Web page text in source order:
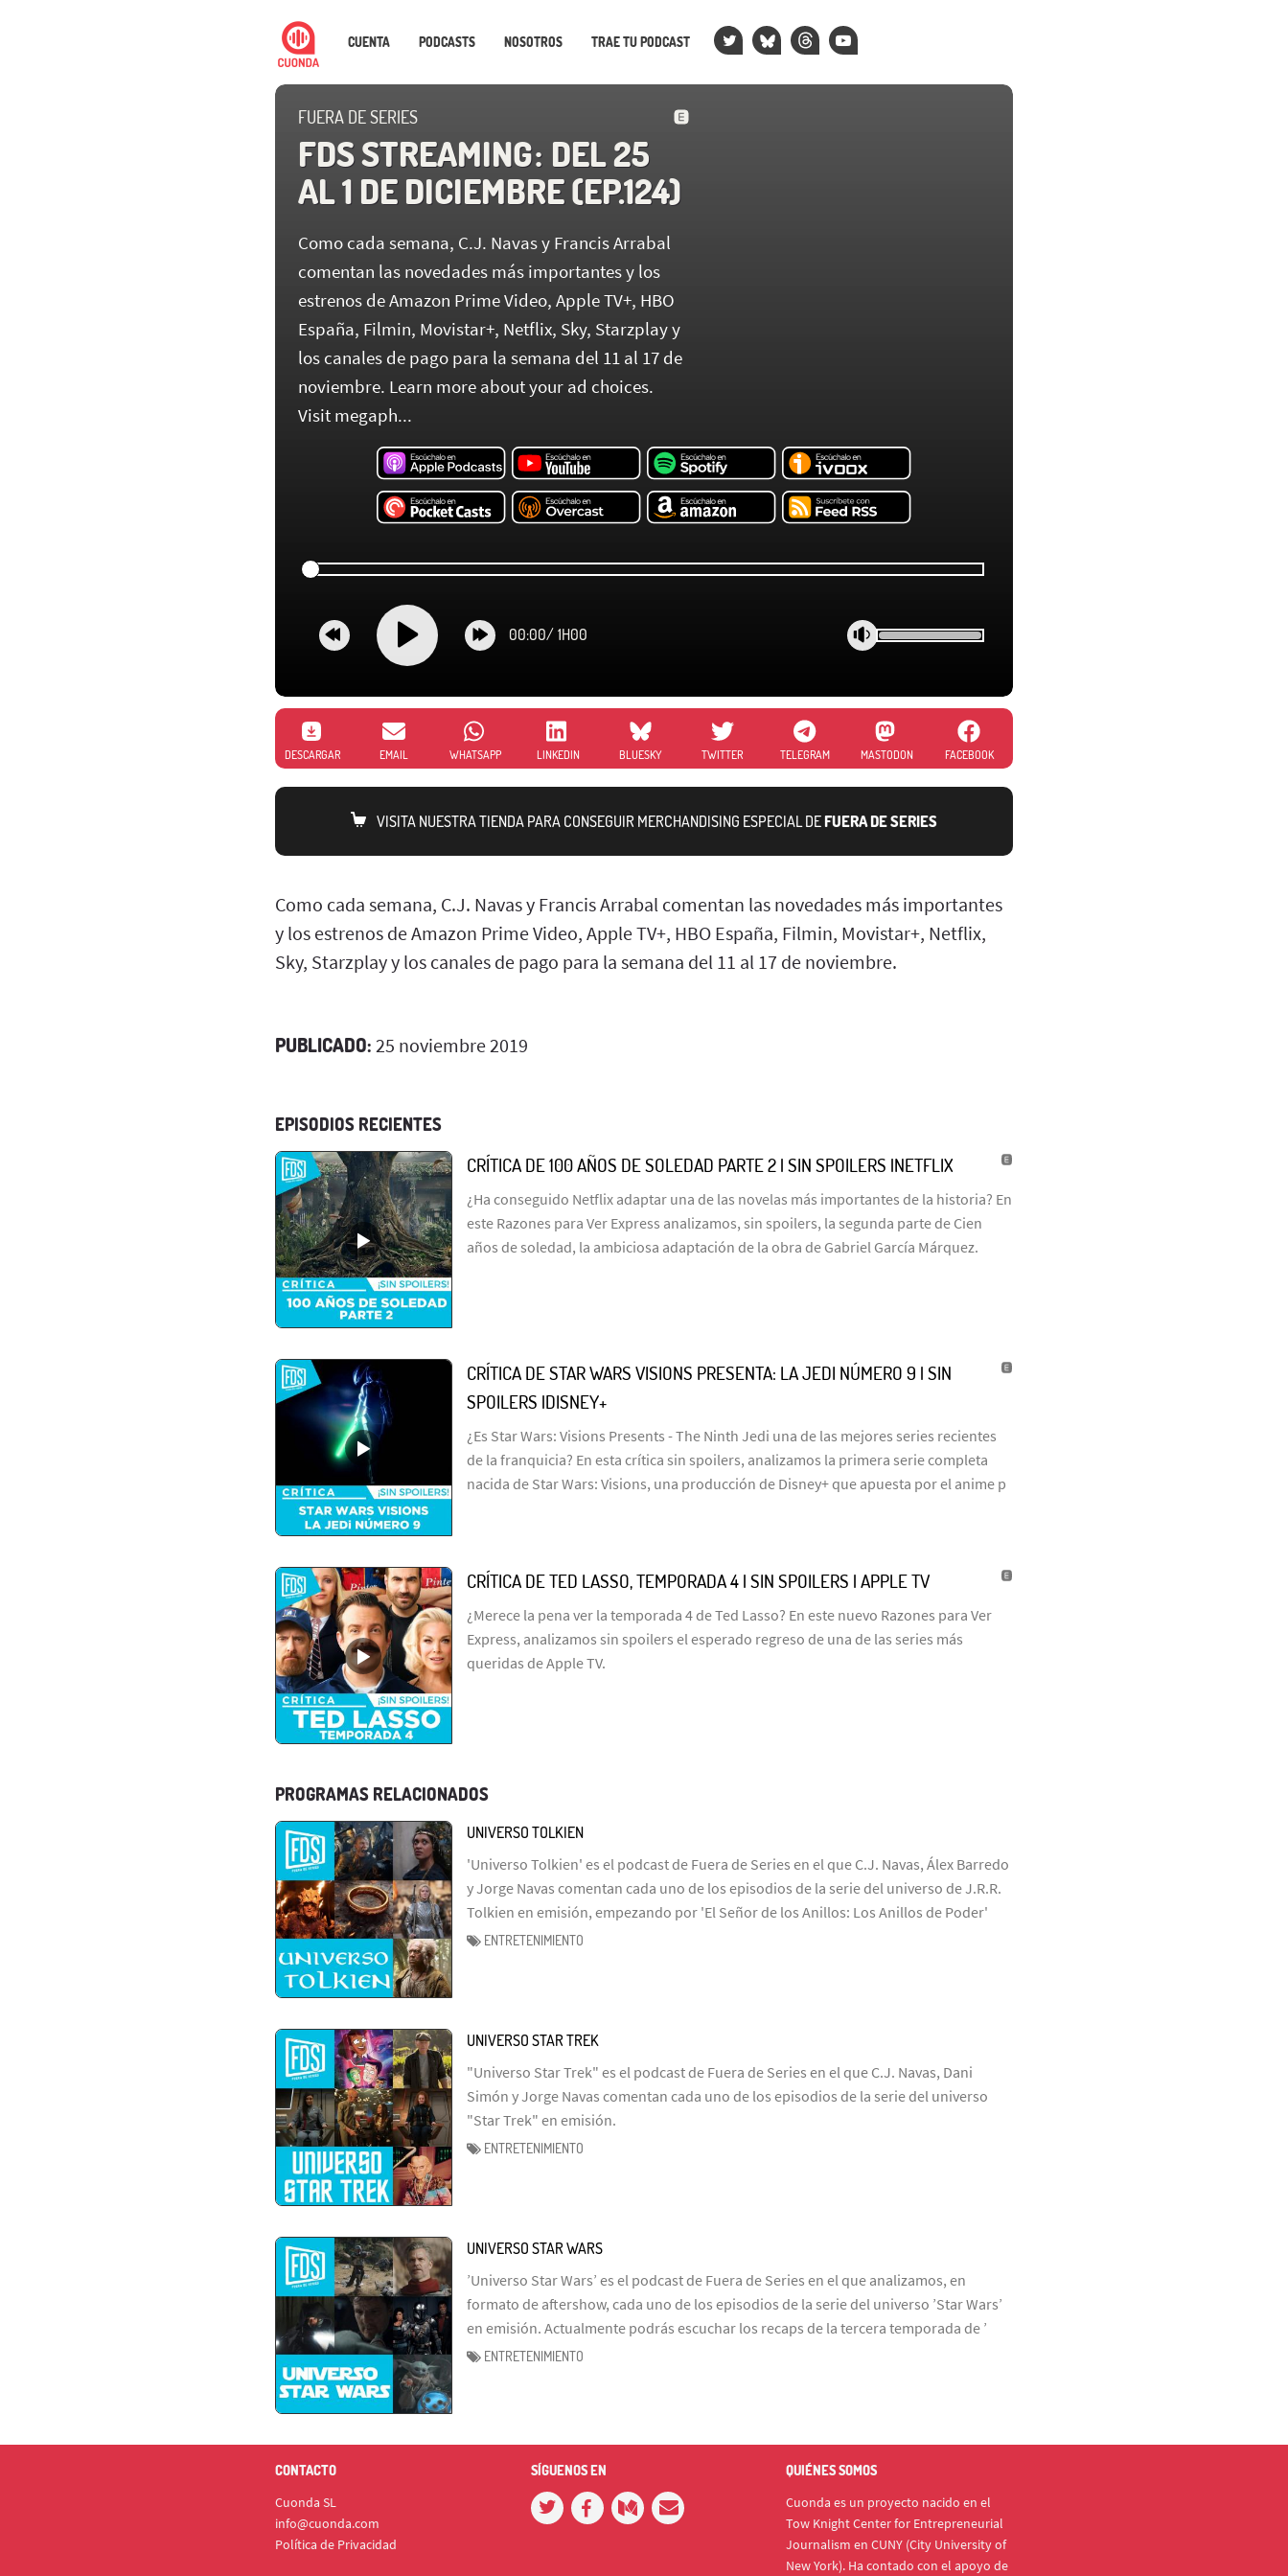
CUENTA PODCASTS NOSOTROS TRAE TU PODCAST
FUERA DE SERIES
FDS STREAMING : DEL 25
AL 1 DE DICIEMBRE (EP.124)
Como cada semana, C.J. Navas y Francis Arrabal
comentan las novedades más importantes y los
estrenos de Amazon Prime Video, Apple TV+, HBO
España, Filmin, Movistar+, Netflix, Sky, Starzplay y
los canales de pago para la semana del 11 al 17 de
noviembre. Learn more about your ad choices.
Visit megaph...
00:00/ 1H00
DESCARGAR EMAIL WHATSAPP LINKEDIN BLUESKY TWITTER TELEGRAM MASTODON FACEBOOK
VISITA NUESTRA TIENDA PARA CONSEGUIR MERCHANDISING ESPECIAL DEFUERA DE SERIES
Como cada semana, C.J. Navas y Francis Arrabal comentan las novedades más importantes
y los estrenos de Amazon Prime Video, Apple TV+, HBO España, Filmin, Movistar+, Netflix,
Sky, Starzplay y los canales de pago para la semana del 11 al 17 de noviembre.
PUBLICADO: 25 noviembre 2019
EPISODIOS RECIENTES
CRÍTICA DE 100 AÑOS DE SOLEDAD PARTE 2 | SIN SPOILERS |NETFLIX
¿Ha conseguido Netflix adaptar una de las novelas más importantes de la historia? En
este Razones para Ver Express analizamos, sin spoilers, la segunda parte de Cien
años de soledad, la ambiciosa adaptación de la obra de Gabriel García Márquez.
CRÍTICA DE STAR WARS VISIONS PRESENTA: LA JEDI NÚMERO 9 | SIN
SPOILERS |DISNEY+
¿Es Star Wars: Visions Presents - The Ninth Jedi una de las mejores series recientes
de la franquicia? En esta crítica sin spoilers, analizamos la primera serie completa
nacida de Star Wars: Visions, una producción de Disney+ que apuesta por el anime p
CRÍTICA DE TED LASSO, TEMPORADA 4 | SIN SPOILERS | APPLE TV
¿Merece la pena ver la temporada 4 de Ted Lasso? En este nuevo Razones para Ver
Express, analizamos sin spoilers el esperado regreso de una de las series más
queridas de Apple TV.
PROGRAMAS RELACIONADOS
UNIVERSO TOLKIEN
'Universo Tolkien' es el podcast de Fuera de Series en el que C.J. Navas, Álex Barredo
y Jorge Navas comentan cada uno de los episodios de la serie del universo de J.R.R.
Tolkien en emisión, empezando por 'El Señor de los Anillos: Los Anillos de Poder'
ENTRETENIMIENTO
UNIVERSO STAR TREK
"Universo Star Trek" es el podcast de Fuera de Series en el que C.J. Navas, Dani
Simón y Jorge Navas comentan cada uno de los episodios de la serie del universo
"Star Trek" en emisión.
ENTRETENIMIENTO
UNIVERSO STAR WARS
’Universo Star Wars’ es el podcast de Fuera de Series en el que analizamos, en
formato de aftershow, cada uno de los episodios de la serie del universo ’Star Wars’
en emisión. Actualmente podrás escuchar los recaps de la tercera temporada de ’
ENTRETENIMIENTO
CONTACTO
Cuonda SL
info@cuonda.com
Política de Privacidad
SÍGUENOS EN QUIÉNES SOMOS
Cuonda es un proyecto nacido en el
Tow Knight Center for Entrepreneurial
Journalism en CUNY (City University of
New York). Ha contado con el apoyo de